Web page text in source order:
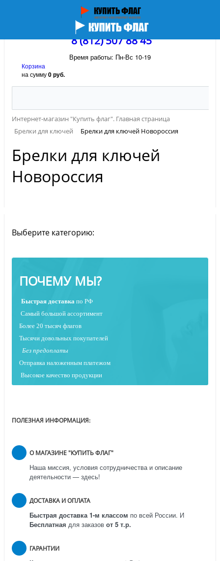
8 (812) 507 88 45
Время работы: Пн-Вс 10-19
Корзина
на сумму0 руб.
Интернет-магазин "Купить флаг". Главная страница
Брелки для ключей
Брелки для ключей Новороссия
Брелки для ключей
Новороссия
Выберите категорию:
ПОЧЕМУ МЫ?
Быстрая доставка по РФ
Самый большой ассортимент
Более 20 тысяч флагов
Тысячи довольных покупателей
Без предоплаты
Отправка наложенным платежом
Высокое качество продукции
ПОЛЕЗНАЯ ИНФОРМАЦИЯ:
О МАГАЗИНЕ "КУПИТЬ ФЛАГ"
Наша миссия, условия сотрудничества и описание
деятельности — здесь!
ДОСТАВКА И ОПЛАТА
Быстрая доставка 1-м классом по всей России. И
Бесплатная для заказов от 5 т.р.
ГАРАНТИИ